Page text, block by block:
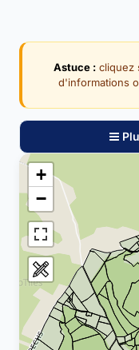
Astuce : cliquez
d'informations
+
−